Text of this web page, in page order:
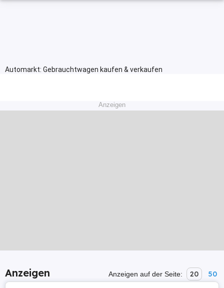
Automarkt: Gebrauchtwagen kaufen & verkaufen
Anzeigen
Anzeigen Anzeigen auf der Seite: 20 50